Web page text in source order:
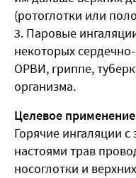
(ротоглотки или
3. Паровые
некоторых
ОРВИ, гриппе,
организма.
Целевое
Горячие ингаляции
настоями трав
носоглотки и